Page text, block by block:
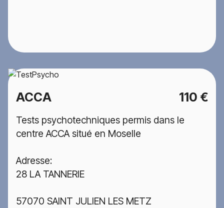
ACCA 110 €
Tests psychotechniques permis dans le
centre ACCA situé en Moselle
Adresse:
28 LA TANNERIE
57070 SAINT JULIEN LES METZ